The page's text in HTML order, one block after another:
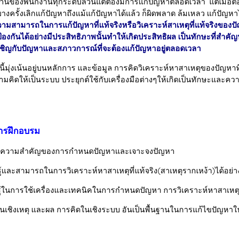
งครั้งเลิกแก้ปัญหาถึงแม้แก้ปัญหาได้แล้ว ก็ผิดพลาด ล้มเหลว แก้ปัญห
ามสามารถในการแก้ปัญหาที่แท้จริงหรือวิเคราะห์สาเหตุที่แท้จริงของ
งกันได้อย่างมีประสิทธิภาพนั้นทำให้เกิดประสิทธิผล เป็นทักษะที่สำคั
ชิญกับปัญหาและสภาวการณ์ที่จะต้องแก้ปัญหาอยู่ตลอดเวลา
อยู่บนหลักการ และข้อมูล การคิดวิเคราะห์หาสาเหตุของปัญหา
มคิดให้เป็นระบบ ประยุกต์ใช้กับเครื่องมือต่างๆให้เกิดเป็นทักษะแล
รฝึกอบรม
มสำคัญของการกำหนดปัญหาและเจาะจงปัญหา
ามารถในการวิเคราะห์หาสาเหตุที่แท้จริง(สาเหตุรากเหง้า)ได้อย่า
รใช้เครื่องและเทคนิคในการกำหนดปัญหา การวิเคราะห์หาสาเห
เหตุ และผล การคิดในเชิงระบบ อันเป็นพื้นฐานในการแก้ไขปัญหาใ